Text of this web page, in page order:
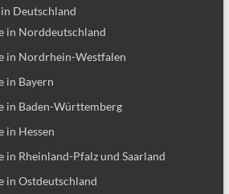
Deutschland
in Norddeutschland
in Nordrhein-Westfalen
in Bayern
in Baden-Württemberg
in Hessen
in Rheinland-Pfalz und Saarland
in Ostdeutschland